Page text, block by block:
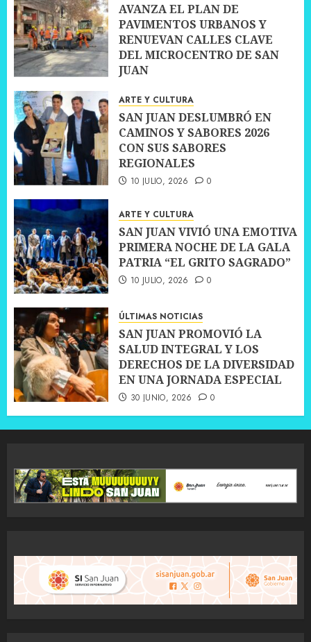
AVANZA EL PLAN DE
PAVIMENTOS URBANOS Y
RENUEVAN CALLES CLAVE
DEL MICROCENTRO DE SAN
JUAN
ARTE Y CULTURA
SAN JUAN DESLUMBRÓ EN
CAMINOS Y SABORES 2026
CON SUS SABORES
REGIONALES
10 JULIO, 2026 0
ARTE Y CULTURA
SAN JUAN VIVIÓ UNA EMOTIVA
PRIMERA NOCHE DE LA GALA
PATRIA “EL GRITO SAGRADO”
10 JULIO, 2026 0
ÚLTIMAS NOTICIAS
SAN JUAN PROMOVIÓ LA
SALUD INTEGRAL Y LOS
DERECHOS DE LA DIVERSIDAD
EN UNA JORNADA ESPECIAL
30 JUNIO, 2026 0